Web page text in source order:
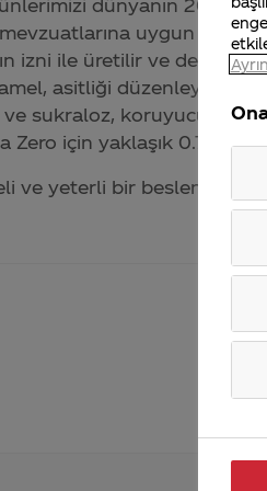
dünyanın
uygun olarak
izni ile üretilir ve
asitliği düzenleyici
sukraloz, koruyucu
Zero için yaklaşık 0.7
ve yeterli bir beslenme ve